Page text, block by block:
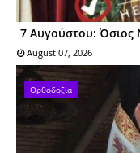
7 Αυγούστου: Όσιος
August 07, 2026
Ορθοδοξία